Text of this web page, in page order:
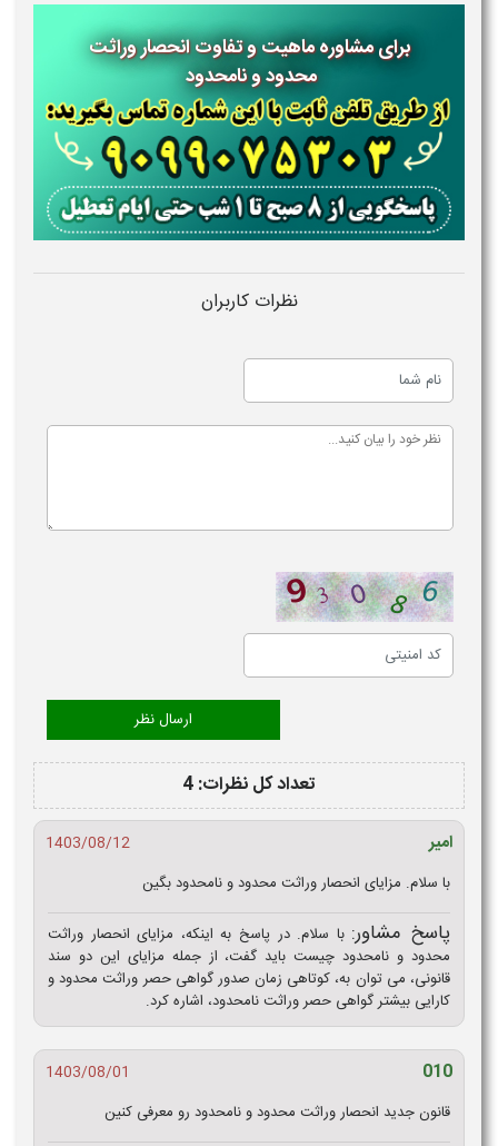
برای مشاوره ماهیت و تفاوت انحصار وراثت
محدود و نامحدود
نظرات کاربران
تعداد کل نظرات: 4
امیر
1403/08/12
با سلام. مزایای انحصار وراثت محدود و نامحدود بگین
پاسخ مشاور: با سلام. در پاسخ به اینکه، مزایای انحصار وراثت
محدود و نامحدود چیست باید گفت، از جمله مزایای این دو سند
قانونی، می توان به، کوتاهی زمان صدور گواهی حصر وراثت محدود و
کارایی بیشتر گواهی حصر وراثت نامحدود، اشاره کرد.
010
1403/08/01
قانون جدید انحصار وراثت محدود و نامحدود رو معرفی کنین